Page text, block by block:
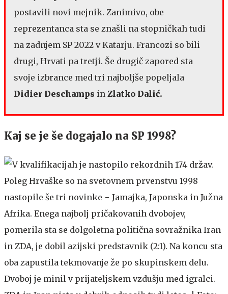
postavili novi mejnik. Zanimivo, obe
reprezentanca sta se znašli na stopničkah tudi
na zadnjem SP 2022 v Katarju. Francozi so bili
drugi, Hrvati pa tretji. Še drugič zapored sta
svoje izbrance med tri najboljše popeljala
Didier Deschamps in Zlatko Dalić.
Kaj se je še dogajalo na SP 1998?